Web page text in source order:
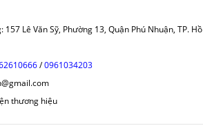
157 Lê Văn Sỹ, Phường 13, Quận Phú Nhuận, TP.
/0961034203
thương hiệu